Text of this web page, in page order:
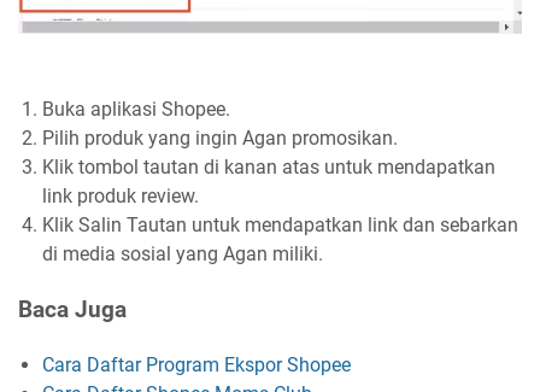
Buka aplikasi Shopee.
Pilih produk yang ingin Agan promosikan.
Klik tombol tautan di kanan atas untuk mendapatkan
link produk review.
Klik Salin Tautan untuk mendapatkan link dan sebarkan
di media sosial yang Agan miliki.
Baca Juga
Cara Daftar Program Ekspor Shopee